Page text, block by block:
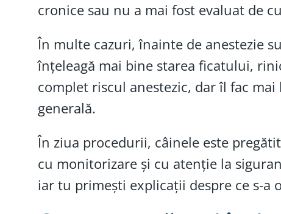
cronice sau nu a mai fost evaluat de
În multe cazuri, înainte de anestezie
înțeleagă mai bine starea ficatului,
complet riscul anestezic, dar îl fac
generală.
În ziua procedurii, câinele este
cu monitorizare și cu atenție la
iar tu primești explicații despre ce s-a